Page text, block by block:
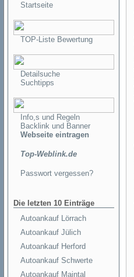
Startseite
TOP-Liste Bewertung
Detailsuche
Suchtipps
Info,s und Regeln
Backlink und Banner
Webseite eintragen
Top-Weblink.de
Passwort vergessen?
Die letzten 10 Einträge
Autoankauf Lörrach
Autoankauf Jülich
Autoankauf Herford
Autoankauf Schwerte
Autoankauf Maintal